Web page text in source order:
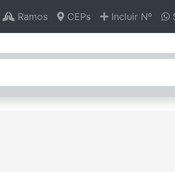
Ramos CEPs Incluir Nº